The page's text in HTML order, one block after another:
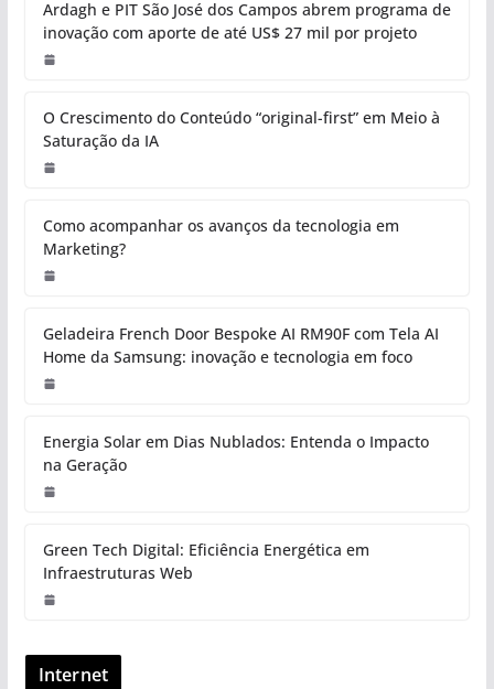
Ardagh e PIT São José dos Campos abrem programa de
inovação com aporte de até US$ 27 mil por projeto
O Crescimento do Conteúdo “original-first” em Meio à
Saturação da IA
Como acompanhar os avanços da tecnologia em
Marketing?
Geladeira French Door Bespoke AI RM90F com Tela AI
Home da Samsung: inovação e tecnologia em foco
Energia Solar em Dias Nublados: Entenda o Impacto
na Geração
Green Tech Digital: Eficiência Energética em
Infraestruturas Web
Internet